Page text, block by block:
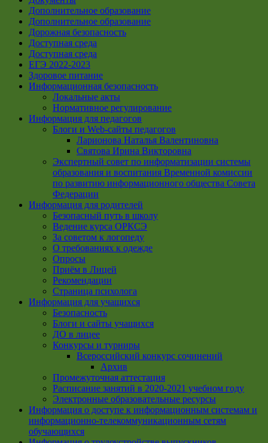
Дополнительное образование
Дополнительное образование
Дорожная безопасность
Доступная среда
Доступная среда
ЕГЭ 2022-2023
Здоровое питание
Информационная безопасность
Локальные акты
Нормативное регулирование
Информация для педагогов
Блоги и Web-сайты педагогов
Ларионова Наталья Валентиновна
Святова Ирина Викторовна
Экспертный совет по информатизации системы
образования и воспитания Временной комиссии
по развитию информационного общества Совета
Федерации
Информация для родителей
Безопасный путь в школу
Ведение курса ОРКСЭ
За советом к логопеду
О требованиях к одежде
Опросы
Приём в Лицей
Рекомендации
Страница психолога
Информация для учащихся
Безопасность
Блоги и сайты учащихся
ДО в лицее
Конкурсы и турниры
Всероссийский конкурс сочинений
Архив
Промежуточная аттестация
Расписание занятий в 2020-2021 учебном году
Электронные образовательные ресурсы
Информация о доступе к информационным системам и
информационно-телекоммуникационным сетям
обучающихся